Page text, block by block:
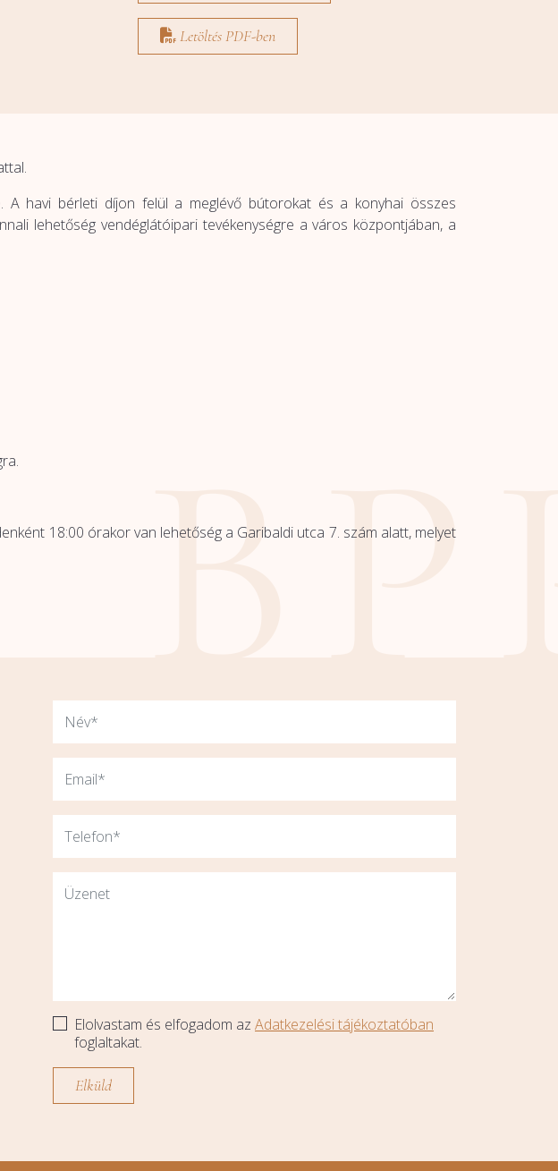
Letöltés PDF-ben
A havi bérleti díjon felül a meglévő bútorokat és a konyhai összes
lehetőség vendéglátóipari tevékenységre a város központjában, a
18:00 órakor van lehetőség a Garibaldi utca 7. szám alatt, melyet
Elolvastam és elfogadom az Adatkezelési tájékoztatóban
foglaltakat.